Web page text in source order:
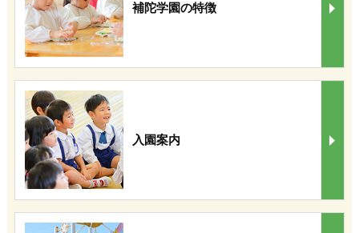
補陀学園の特徴
入園案内